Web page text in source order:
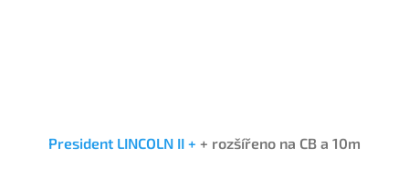
President LINCOLN II + + rozšířeno na CB a 10m